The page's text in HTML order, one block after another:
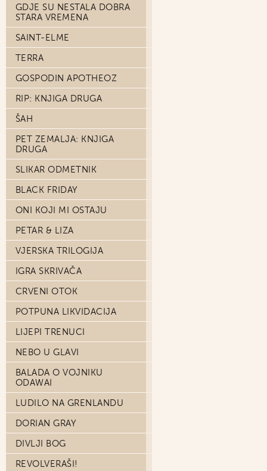
GDJE SU NESTALA DOBRA
STARA VREMENA
SAINT-ELME
TERRA
GOSPODIN APOTHEOZ
RIP: KNJIGA DRUGA
ŠAH
PET ZEMALJA: KNJIGA
DRUGA
SLIKAR ODMETNIK
BLACK FRIDAY
ONI KOJI MI OSTAJU
PETAR & LIZA
VJERSKA TRILOGIJA
IGRA SKRIVAČA
CRVENI OTOK
POTPUNA LIKVIDACIJA
LIJEPI TRENUCI
NEBO U GLAVI
BALADA O VOJNIKU
ODAWAI
LUDILO NA GRENLANDU
DORIAN GRAY
DIVLJI BOG
REVOLVERAŠI!